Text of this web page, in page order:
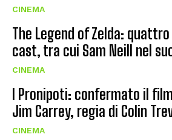
CINEMA
The Legend of Zelda:
cast, tra cui Sam Neill nel
CINEMA
I Pronipoti: confermato il
Jim Carrey, regia di Colin
CINEMA